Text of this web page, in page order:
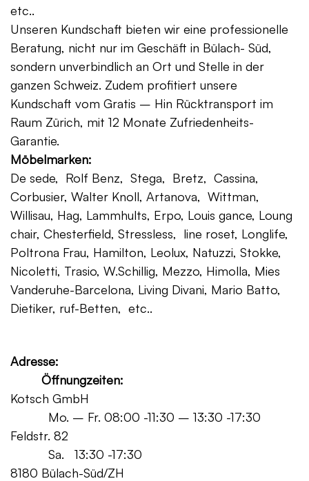
etc..
Unseren Kundschaft bieten wir eine professionelle
Beratung, nicht nur im Geschäft in Bülach- Süd,
sondern unverbindlich an Ort und Stelle in der
ganzen Schweiz. Zudem profitiert unsere
Kundschaft vom Gratis – Hin Rücktransport im
Raum Zürich, mit 12 Monate Zufriedenheits-
Garantie.
Möbelmarken:
De sede, Rolf Benz, Stega, Bretz, Cassina,
Corbusier, Walter Knoll, Artanova, Wittman,
Willisau, Hag, Lammhults, Erpo, Louis gance, Loung
chair, Chesterfield, Stressless, line roset, Longlife,
Poltrona Frau, Hamilton, Leolux, Natuzzi, Stokke,
Nicoletti, Trasio, W.Schillig, Mezzo, Himolla, Mies
Vanderuhe-Barcelona, Living Divani, Mario Batto,
Dietiker, ruf-Betten, etc..
Adresse:
Öffnungzeiten:
Kotsch GmbH
Mo. – Fr. 08:00 -11:30 – 13:30 -17:30
Feldstr. 82
Sa. 13:30 -17:30
8180 Bülach-Süd/ZH